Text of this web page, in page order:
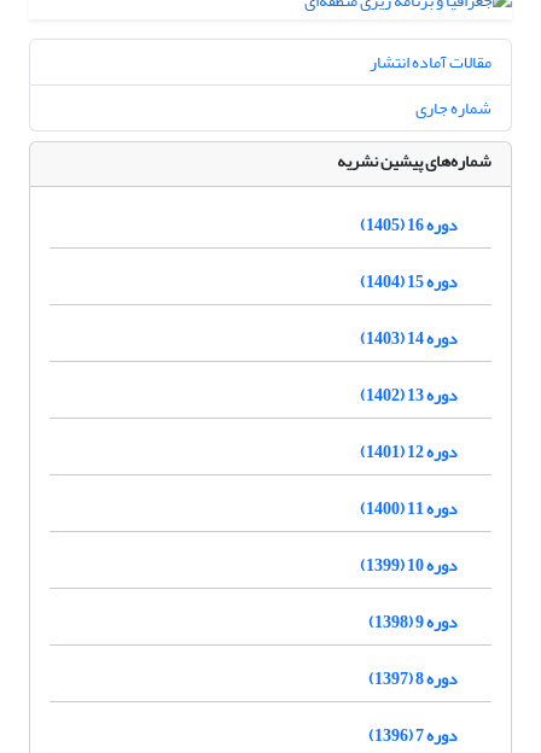
مقالات آماده انتشار
شماره جاری
شماره‌های پیشین نشریه
دوره 16 (1405)
دوره 15 (1404)
دوره 14 (1403)
دوره 13 (1402)
دوره 12 (1401)
دوره 11 (1400)
دوره 10 (1399)
دوره 9 (1398)
دوره 8 (1397)
دوره 7 (1396)